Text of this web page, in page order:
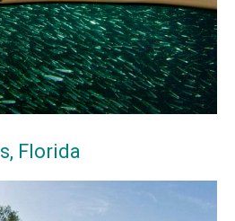
Florida